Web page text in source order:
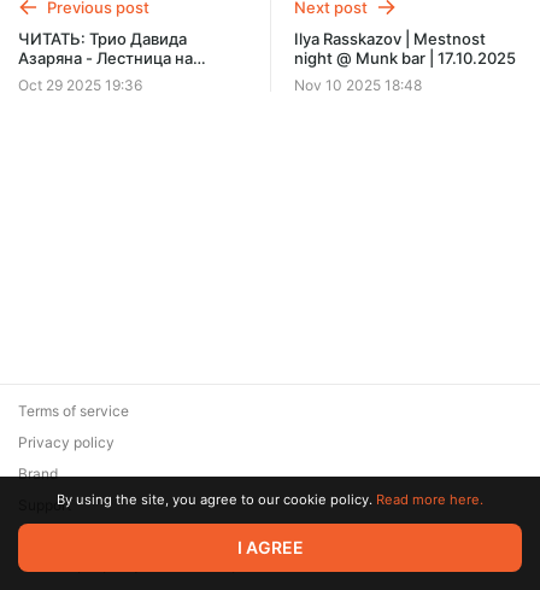
Previous post
ЧИТАТЬ: Трио Давида
Азаряна - Лестница на
седьмое небо (Мелодия,
1987)
Oct 29 2025 19:36
Next post
Ilya Rasskazov | Mestnost
night @ Munk bar | 17.10.2025
Nov 10 2025 18:48
© 2026 Zaya Solutions Limited. All rights reserved. All trademarks
are the property of their respective owners.
Terms of service
Privacy policy
Brand
SupportBy using the site, you agree to our cookie policy. Read more here.
I AGREE